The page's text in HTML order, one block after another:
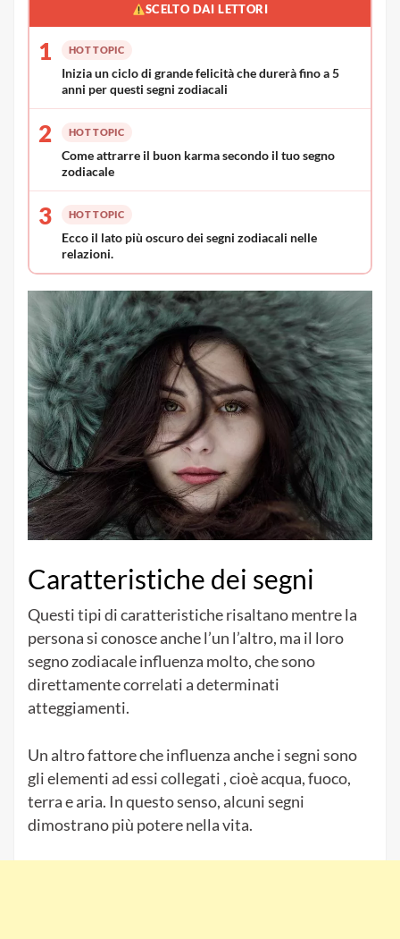
SCELTO DAI LETTORI
1 HOT TOPIC
Inizia un ciclo di grande felicità che durerà fino a 5
anni per questi segni zodiacali
2 HOT TOPIC
Come attrarre il buon karma secondo il tuo segno
zodiacale
3 HOT TOPIC
Ecco il lato più oscuro dei segni zodiacali nelle
relazioni.
Caratteristiche dei segni
Questi tipi di caratteristiche risaltano mentre la
persona si conosce anche l’un l’altro, ma il loro
segno zodiacale influenza molto, che sono
direttamente correlati a determinati
atteggiamenti.
Un altro fattore che influenza anche i segni sono
gli elementi ad essi collegati , cioè acqua, fuoco,
terra e aria. In questo senso, alcuni segni
dimostrano più potere nella vita.